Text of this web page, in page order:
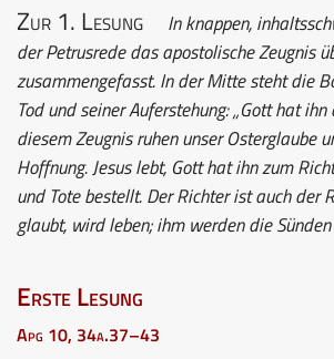
Zur 1. Lesung
In knappen,
der Petrusrede das apostolische Zeugnis
zusammengefasst. In der Mitte steht die
Tod und seiner Auferstehung: „Gott hat
diesem Zeugnis ruhen unser Osterglaube
Hoffnung. Jesus lebt, Gott hat ihn zum
und Tote bestellt. Der Richter ist auch der
glaubt, wird leben; ihm werden die
Erste Lesung
Apg 10, 34a.37–43